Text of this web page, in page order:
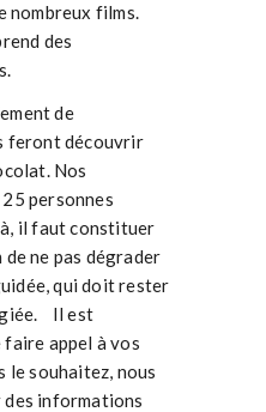
nombreux films.
des
de
feront découvrir
Nos
personnes
il faut constituer
ne pas dégrader
qui doit rester
Il est
faire appel à vos
le souhaitez, nous
informations